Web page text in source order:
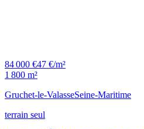
84 000 €47 €/m²
1 800 m²
Gruchet-le-ValasseSeine-Maritime
terrain seul